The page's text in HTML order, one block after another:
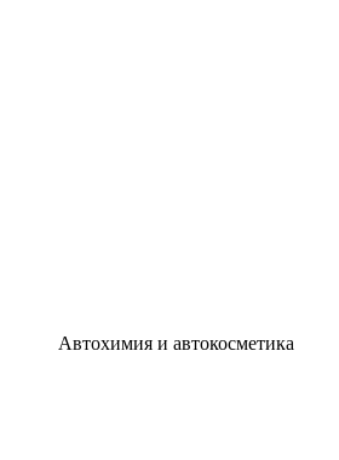
Автохимия и автокосметика